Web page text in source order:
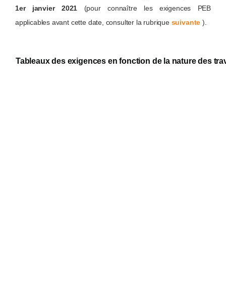
1er janvier 2021 (pour connaître les exigences PEB
applicables avant cette date, consulter la rubrique suivante ).
Tableaux des exigences en fonction de la nature des